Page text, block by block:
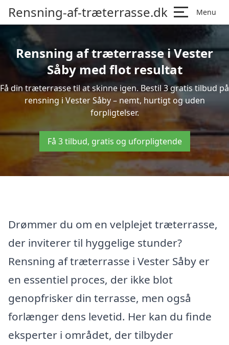
Rensning-af-træterrasse.dk Menu
Rensning af træterrasse i Vester
Såby med flot resultat
Få din træterrasse til at skinne igen. Bestil 3 gratis tilbud på
rensning i Vester Såby – nemt, hurtigt og uden
forpligtelser.
Få 3 tilbud, gratis og uforpligtende
Drømmer du om en velplejet træterrasse,
der inviterer til hyggelige stunder?
Rensning af træterrasse i Vester Såby er
en essentiel proces, der ikke blot
genopfrisker din terrasse, men også
forlænger dens levetid. Her kan du finde
eksperter i området, der tilbyder